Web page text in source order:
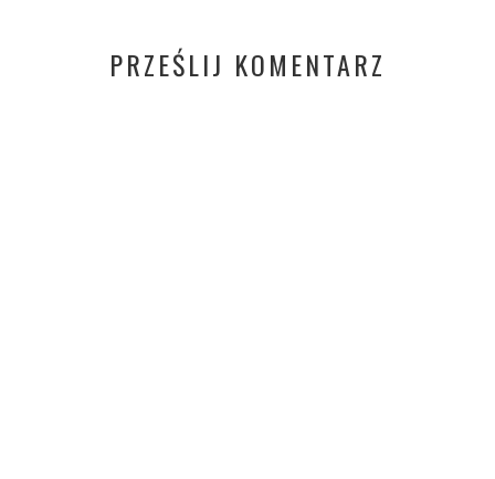
PRZEŚLIJ KOMENTARZ